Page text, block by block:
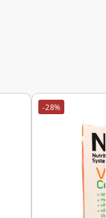
-28%